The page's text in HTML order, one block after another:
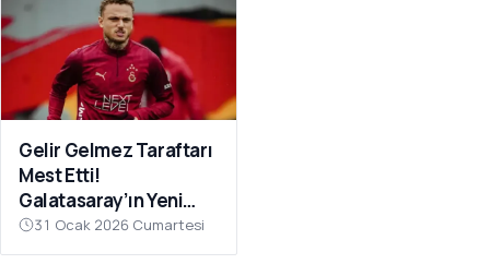
Gelir Gelmez Taraftarı
Mest Etti!
Galatasaray’ın Yeni
Transferi Noa Lang’dan
Olay Çağrı
31 Ocak 2026 Cumartesi